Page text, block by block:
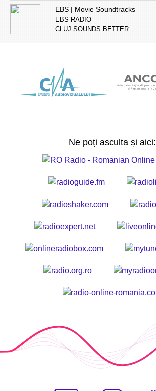
EBS | Movie Soundtracks
EBS RADIO
CLUJ SOUNDS BETTER
Ne poți asculta și aici: